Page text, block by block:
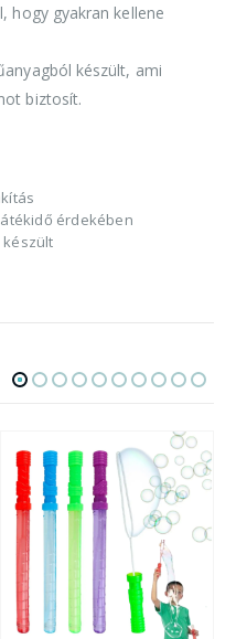
hogy gyakran kellene
készült, ami
biztosít.
érdekében
készült